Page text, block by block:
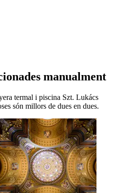
manualment
termal i piscina Szt. Lukács
són millors de dues en dues.